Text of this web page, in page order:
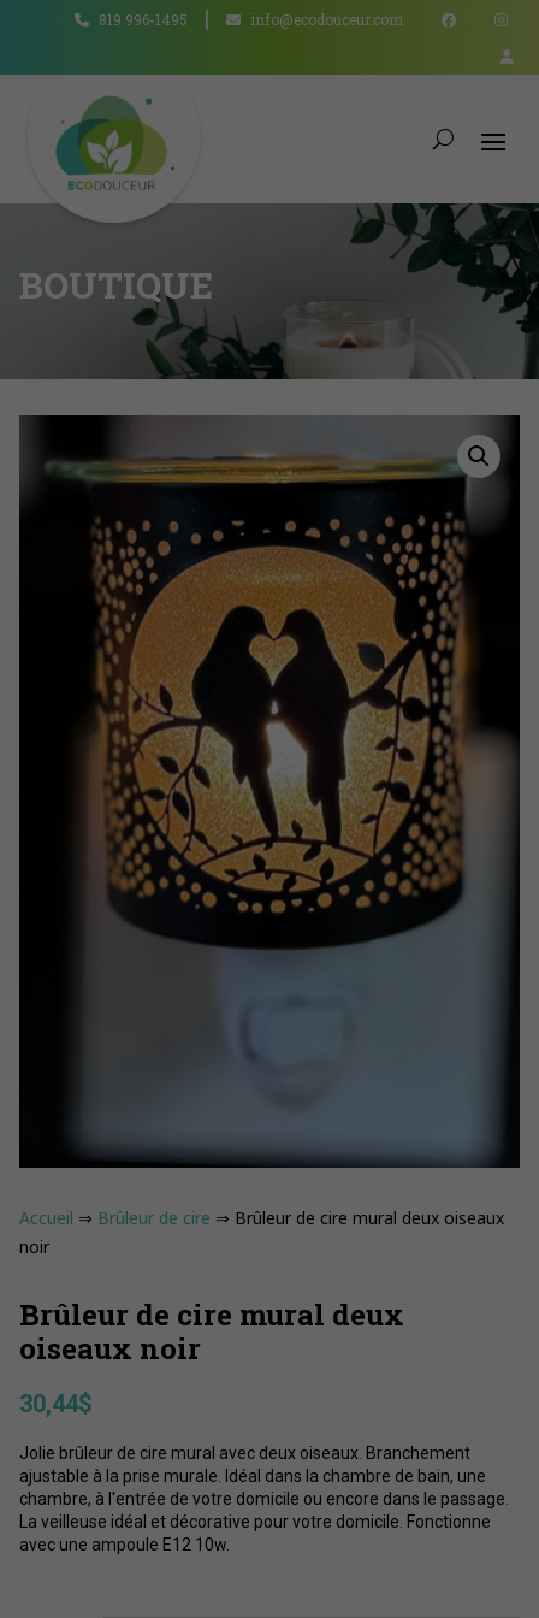
819 996-1495 info@ecodouceur.com
BOUTIQUE
Accueil ⇒ Brûleur de cire ⇒ Brûleur de cire mural deux oiseaux
noir
Brûleur de cire mural deux
oiseaux noir
30,44$
Jolie brûleur de cire mural avec deux oiseaux. Branchement
ajustable à la prise murale. Idéal dans la chambre de bain, une
chambre, à l'entrée de votre domicile ou encore dans le passage.
La veilleuse idéal et décorative pour votre domicile. Fonctionne
avec une ampoule E12 10w.